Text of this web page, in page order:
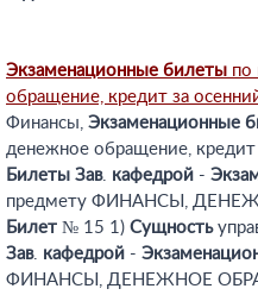
Экзаменационные билеты по
обращение, кредит за
Финансы, Экзаменационные
денежное обращение, кредит
Билеты Зав. кафедрой -
предмету ФИНАНСЫ,
Билет № 15 1) Сущность
Зав. кафедрой -
ФИНАНСЫ, ДЕНЕЖНОЕ